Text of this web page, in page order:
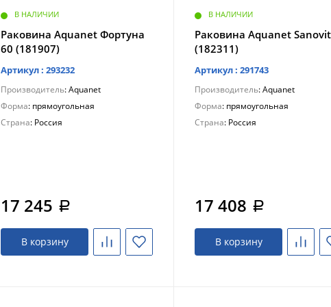
В НАЛИЧИИ
Раковина Aquanet Фортуна
60 (181907)
Артикул : 293232
Производитель: Aquanet
Форма: прямоугольная
Страна: Россия
17 245 a
В корзину
В НАЛИЧИИ
Раковина Aquanet
(182311)
Артикул : 291743
Производитель: Aquanet
Форма: прямоугольная
Страна: Россия
17 408 a
В корзину